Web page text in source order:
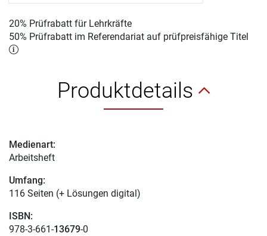
20% Prüfrabatt für Lehrkräfte
50% Prüfrabatt im Referendariat auf prüfpreisfähige Titel
Produktdetails
Medienart:
Arbeitsheft
Umfang:
116 Seiten (+ Lösungen digital)
ISBN:
978-3-661-13679-0